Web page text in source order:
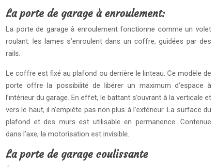
La porte de garage à enroulement:
La porte de garage à enroulement fonctionne comme un volet
roulant: les lames s’enroulent dans un coffre, guidées par des
rails.
Le coffre est fixé au plafond ou derrière le linteau. Ce modèle de
porte offre la possibilité de libérer un maximum d’espace à
l’intérieur du garage. En effet, le battant s’ouvrant à la verticale et
vers le haut, il n’empiète pas non plus à l’extérieur. La surface du
plafond et des murs est utilisable en permanence. Contenue
dans l’axe, la motorisation est invisible.
La porte de garage coulissante